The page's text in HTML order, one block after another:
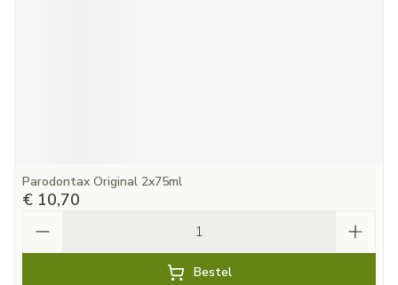
Parodontax Original 2x75ml
€ 10,70
Bestel